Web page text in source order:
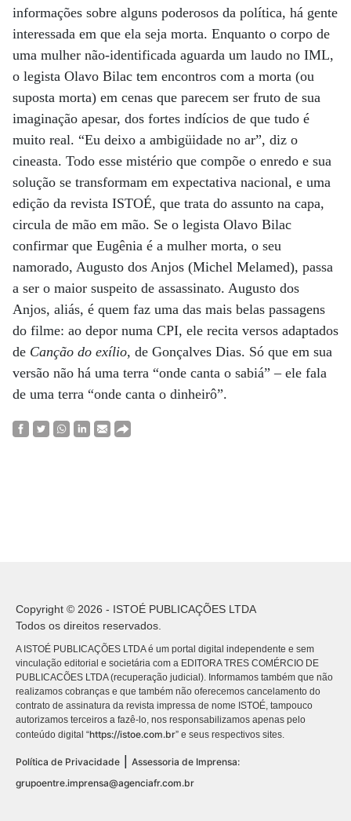
informações sobre alguns poderosos da política, há gente
interessada em que ela seja morta. Enquanto o corpo de
uma mulher não-identificada aguarda um laudo no IML,
o legista Olavo Bilac tem encontros com a morta (ou
suposta morta) em cenas que parecem ser fruto de sua
imaginação apesar, dos fortes indícios de que tudo é
muito real. “Eu deixo a ambigüidade no ar”, diz o
cineasta. Todo esse mistério que compõe o enredo e sua
solução se transformam em expectativa nacional, e uma
edição da revista ISTOÉ, que trata do assunto na capa,
circula de mão em mão. Se o legista Olavo Bilac
confirmar que Eugênia é a mulher morta, o seu
namorado, Augusto dos Anjos (Michel Melamed), passa
a ser o maior suspeito de assassinato. Augusto dos
Anjos, aliás, é quem faz uma das mais belas passagens
do filme: ao depor numa CPI, ele recita versos adaptados
de Canção do exílio, de Gonçalves Dias. Só que em sua
versão não há uma terra “onde canta o sabiá” – ele fala
de uma terra “onde canta o dinheirô”.
Copyright © 2026 - ISTOÉ PUBLICAÇÕES LTDA
Todos os direitos reservados.
A ISTOÉ PUBLICAÇÕES LTDA é um portal digital independente e sem
vinculação editorial e societária com a EDITORA TRES COMÉRCIO DE
PUBLICACÕES LTDA (recuperação judicial). Informamos também que não
realizamos cobranças e que também não oferecemos cancelamento do
contrato de assinatura da revista impressa de nome ISTOÉ, tampouco
autorizamos terceiros a fazê-lo, nos responsabilizamos apenas pelo
conteúdo digital “https://istoe.com.br” e seus respectivos sites.
Política de Privacidade
Assessoria de Imprensa:
grupoentre.imprensa@agenciafr.com.br